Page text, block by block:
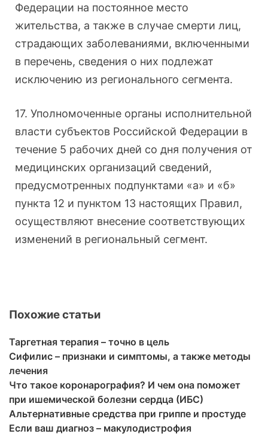
Федерации на постоянное место
жительства, а также в случае смерти лиц,
страдающих заболеваниями, включенными
в перечень, сведения о них подлежат
исключению из регионального сегмента.
17. Уполномоченные органы исполнительной
власти субъектов Российской Федерации в
течение 5 рабочих дней со дня получения от
медицинских организаций сведений,
предусмотренных подпунктами «а» и «б»
пункта 12 и пунктом 13 настоящих Правил,
осуществляют внесение соответствующих
изменений в региональный сегмент.
Похожие статьи
Таргетная терапия – точно в цель
Сифилис – признаки и симптомы, а также методы
лечения
Что такое коронарография? И чем она поможет
при ишемической болезни сердца (ИБС)
Альтернативные средства при гриппе и простуде
Если ваш диагноз – макулодистрофия